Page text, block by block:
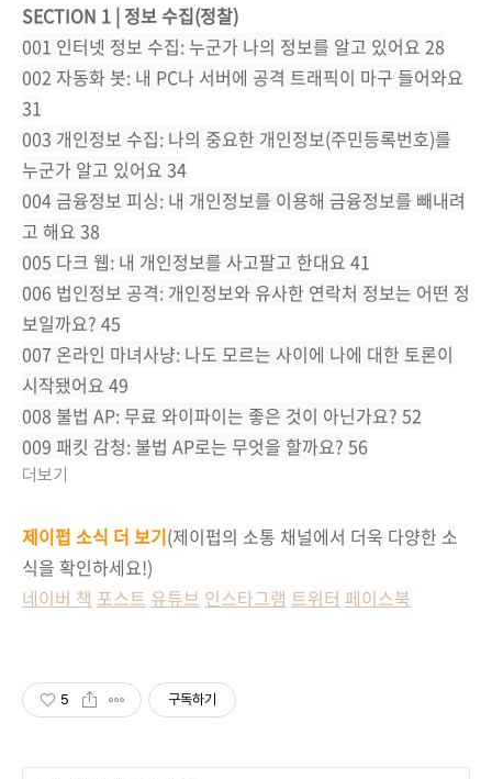
SECTION 1 | 정보 수집(정찰)
001 인터넷 정보 수집: 누군가 나의 정보를 알고 있어요 28
002 자동화 봇: 내 PC나 서버에 공격 트래픽이 마구 들어와요
31
003 개인정보 수집: 나의 중요한 개인정보(주민등록번호)를
누군가 알고 있어요 34
004 금융정보 피싱: 내 개인정보를 이용해 금융정보를 빼내려
고 해요 38
005 다크 웹: 내 개인정보를 사고팔고 한대요 41
006 법인정보 공격: 개인정보와 유사한 연락처 정보는 어떤 정
보일까요? 45
007 온라인 마녀사냥: 나도 모르는 사이에 나에 대한 토론이
시작됐어요 49
008 불법 AP: 무료 와이파이는 좋은 것이 아닌가요? 52
009 패킷 감청: 불법 AP로는 무엇을 할까요? 56
더보기
제이펍 소식 더 보기(제이펍의 소통 채널에서 더욱 다양한 소
식을 확인하세요!)
네이버 책 포스트 유튜브 인스타그램 트위터 페이스북
5 구독하기